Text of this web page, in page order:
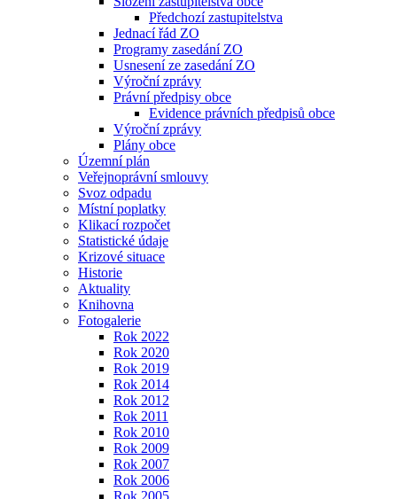
Předchozí zastupitelstva
Jednací řád ZO
Programy zasedání ZO
Usnesení ze zasedání ZO
Výroční zprávy
Právní předpisy obce
Evidence právních předpisů obce
Výroční zprávy
Plány obce
Územní plán
Veřejnoprávní smlouvy
Svoz odpadu
Místní poplatky
Klikací rozpočet
Statistické údaje
Krizové situace
Historie
Aktuality
Knihovna
Fotogalerie
Rok 2022
Rok 2020
Rok 2019
Rok 2014
Rok 2012
Rok 2011
Rok 2010
Rok 2009
Rok 2007
Rok 2006
Rok 2005